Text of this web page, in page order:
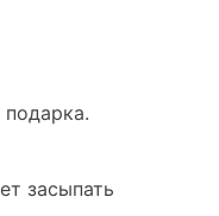
засыпать